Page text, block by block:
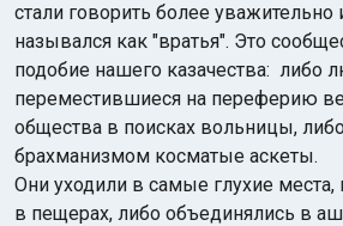
стали говорить более
назывался как "вратья". Это
подобие нашего казачества: либо
переместившиеся на переферию
общества в поисках вольницы,
брахманизмом косматые аскеты.
Они уходили в самые глухие места,
в пещерах, либо объединялись в